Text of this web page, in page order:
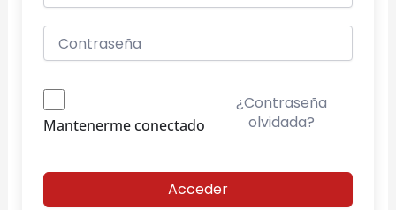
Mantenerme conectado
¿Contraseña
olvidada?
Acceder